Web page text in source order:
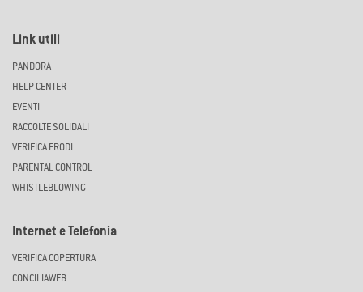
Link utili
PANDORA
HELP CENTER
EVENTI
RACCOLTE SOLIDALI
VERIFICA FRODI
PARENTAL CONTROL
WHISTLEBLOWING
Internet e Telefonia
VERIFICA COPERTURA
CONCILIAWEB